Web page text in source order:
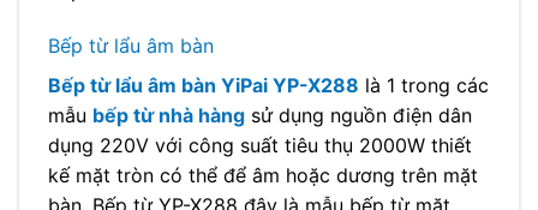
Bếp từ lẩu âm bàn
Bếp từ lẩu âm bàn YiPai YP-X288 là 1 trong các
mẫu bếp từ nhà hàng sử dụng nguồn điện dân
dụng 220V với công suất tiêu thụ 2000W thiết
kế mặt tròn có thể để âm hoặc dương trên mặt
bàn. Bếp từ YP-X288 đây là mẫu bếp từ mặt